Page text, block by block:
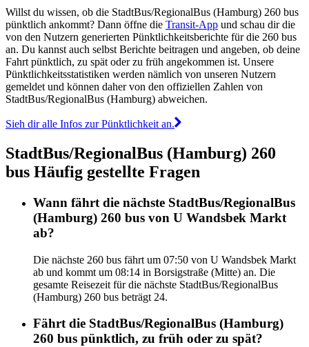
Willst du wissen, ob die StadtBus/RegionalBus (Hamburg) 260 bus
pünktlich ankommt? Dann öffne die Transit-App und schau dir die
von den Nutzern generierten Pünktlichkeitsberichte für die 260 bus
an. Du kannst auch selbst Berichte beitragen und angeben, ob deine
Fahrt pünktlich, zu spät oder zu früh angekommen ist. Unsere
Pünktlichkeitsstatistiken werden nämlich von unseren Nutzern
gemeldet und können daher von den offiziellen Zahlen von
StadtBus/RegionalBus (Hamburg) abweichen.
Sieh dir alle Infos zur Pünktlichkeit an.
StadtBus/RegionalBus (Hamburg) 260
bus Häufig gestellte Fragen
Wann fährt die nächste StadtBus/RegionalBus
(Hamburg) 260 bus von U Wandsbek Markt
ab?
Die nächste 260 bus fährt um 07:50 von U Wandsbek Markt
ab und kommt um 08:14 in Borsigstraße (Mitte) an. Die
gesamte Reisezeit für die nächste StadtBus/RegionalBus
(Hamburg) 260 bus beträgt 24.
Fährt die StadtBus/RegionalBus (Hamburg)
260 bus pünktlich, zu früh oder zu spät?